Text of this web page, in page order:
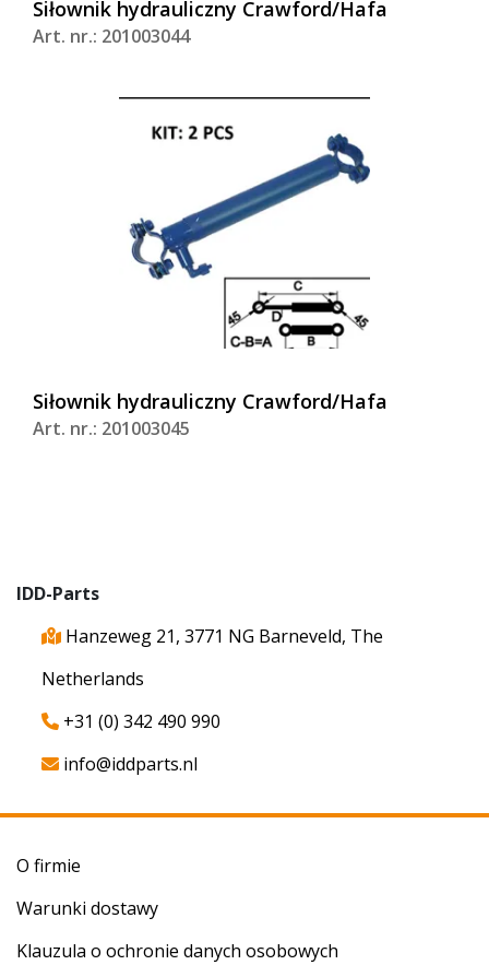
Siłownik hydrauliczny Crawford/Hafa
Art. nr.: 201003044
Siłownik hydrauliczny Crawford/Hafa
Art. nr.: 201003045
IDD-Parts
Hanzeweg 21, 3771 NG Barneveld, The
Netherlands
+31 (0) 342 490 990
info@iddparts.nl
O firmie
Warunki dostawy
Klauzula o ochronie danych osobowych